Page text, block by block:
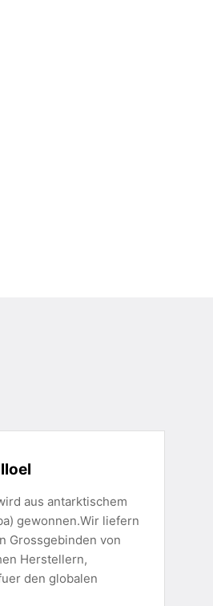
aus antarktischem
gewonnen.Wir liefern
Grossgebinden von
Herstellern,
den globalen